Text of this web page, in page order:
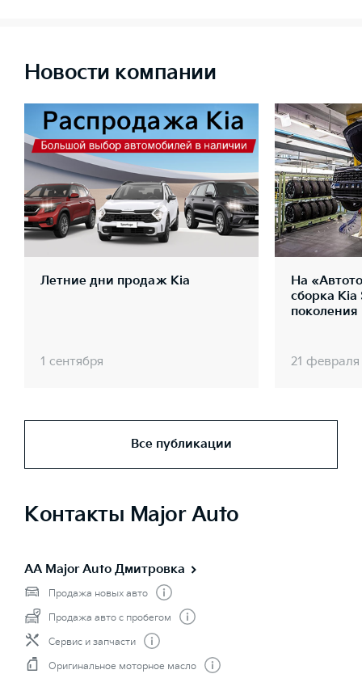
Новости компании
Летние дни продаж Kia
1 сентября
На
сборка Kia
поколения
21 февраля
Все публикации
Контакты Major Auto
AA Major Auto Дмитровка
Продажа новых авто
Продажа авто с пробегом
Сервис и запчасти
Оригинальное моторное масло